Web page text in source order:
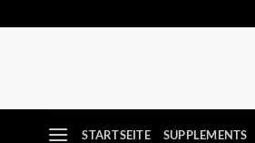
STARTSEITE SUPPLEMENTS